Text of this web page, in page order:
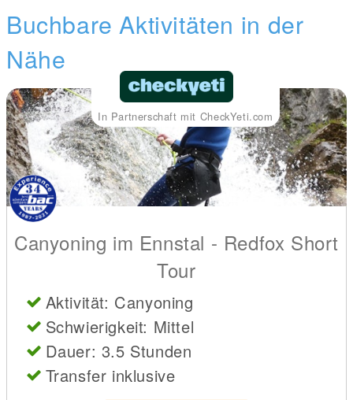
Buchbare Aktivitäten in der
Nähe
In Partnerschaft mit CheckYeti.com
Canyoning im Ennstal - Redfox Short
Tour
Aktivität: Canyoning
Schwierigkeit: Mittel
Dauer: 3.5 Stunden
Transfer inklusive